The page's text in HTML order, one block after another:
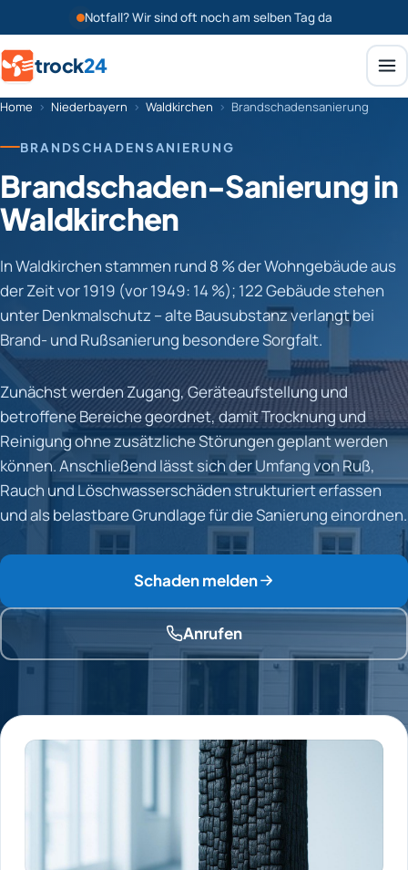
Notfall? Wir sind oft noch am selben Tag da
trock24
Home › Niederbayern › Waldkirchen › Brandschadensanierung
BRANDSCHADENSANIERUNG
Brandschaden-Sanierung in
Waldkirchen
In Waldkirchen stammen rund 8 % der Wohngebäude aus
der Zeit vor 1919 (vor 1949: 14 %); 122 Gebäude stehen
unter Denkmalschutz – alte Bausubstanz verlangt bei
Brand- und Rußsanierung besondere Sorgfalt.
Zunächst werden Zugang, Geräteaufstellung und
betroffene Bereiche geordnet, damit Trocknung und
Reinigung ohne zusätzliche Störungen geplant werden
können. Anschließend lässt sich der Umfang von Ruß,
Rauch und Löschwasserschäden strukturiert erfassen
und als belastbare Grundlage für die Sanierung einordnen.
Schaden melden
Anrufen